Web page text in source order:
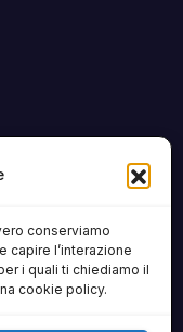
conserviamo
capire l’interazione
i quali ti chiediamo il
cookie policy.